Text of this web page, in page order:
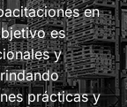
en
es
y
prácticas y